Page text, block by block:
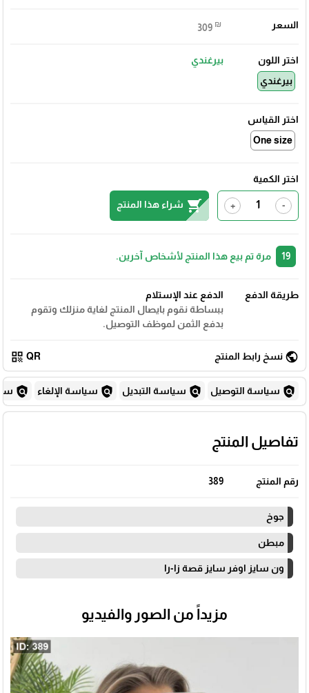
السعر 309 ₪
اختر اللون
بيرغندي
بيرغندي
اختر القياس
One size
اختر الكمية
-
+
shopping_cart شراء هذا المنتج
مرة تم بيع هذا المنتج لأشخاص آخرين.
طريقة الدفع
الدفع عند الإستلام
ببساطة نقوم بايصال المنتج لغاية منزلك وتقوم
بدفع الثمن لموظف التوصيل.
public نسخ رابط المنتج QR
qr_code
policy سياسة التوصيل policy سياسة التبديل policy سياسة الإلغاء policy
تفاصيل المنتج
رقم المنتج 389
جوخ
مبطن
ون سايز اوفر سايز قصة زا-را
مزيداً من الصور والفيديو